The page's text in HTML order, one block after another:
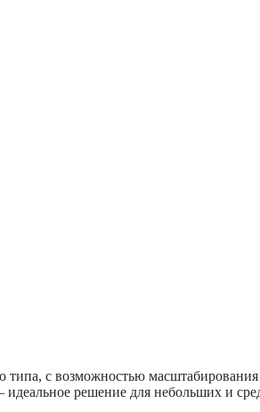
типа, с возможностью
решение для небольших и